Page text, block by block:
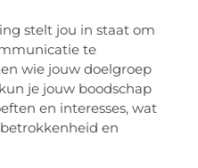
stelt jou in staat om
te
wie jouw doelgroep
je jouw boodschap
en interesses, wat
en